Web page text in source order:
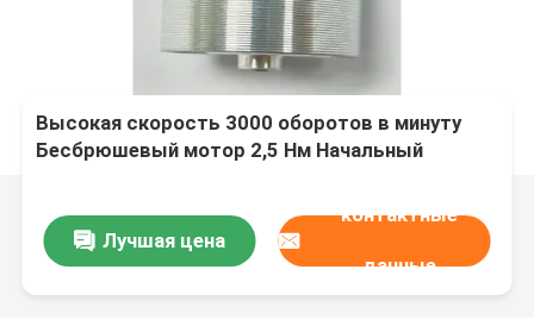
Высокая скорость 3000 оборотов в минуту
Бесбрюшевый мотор 2,5 Нм Начальный
Лучшая цена
контактные
данные